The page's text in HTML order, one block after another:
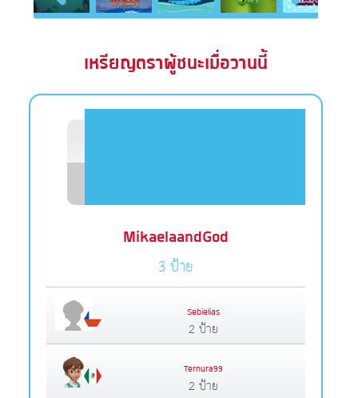
Previous Next
เหรียญตราผู้ชนะเมื่อวานนี้
MikaelaandGod
3 ป้าย
Sebielias
2 ป้าย
Ternura99
2 ป้าย